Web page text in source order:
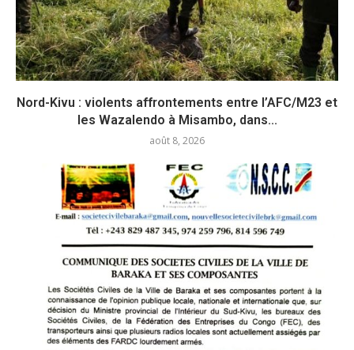
Nord-Kivu : violents affrontements entre l’AFC/M23 et
les Wazalendo à Misambo, dans...
août 8, 2026